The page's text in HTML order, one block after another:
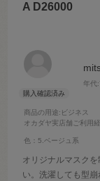
年代:
商品の用途:ビジネス
オカダヤ実店舗ご利用
色：5.ベージュ系
A D26000
オリジナルマスク
い。洗濯しても型